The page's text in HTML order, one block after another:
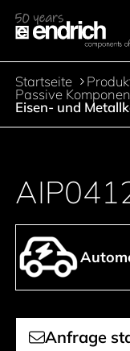
Zum Inhalt springen
Pfadnavigation
Startseite
Passive
Eisen- und
Anfrage